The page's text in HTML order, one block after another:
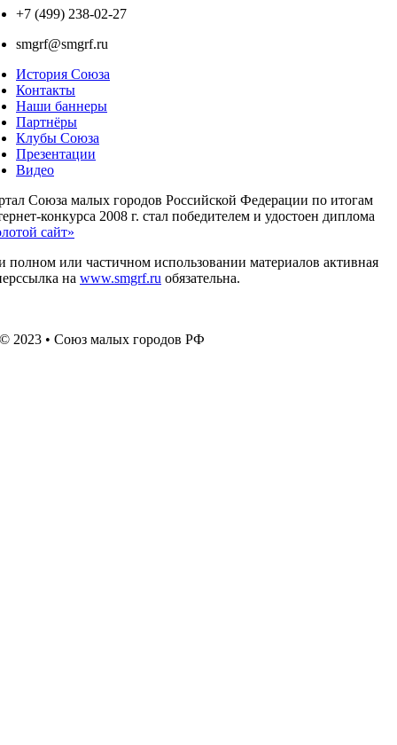
+7 (499) 238-02-27
smgrf@smgrf.ru
История Союза
Контакты
Наши баннеры
Партнёры
Клубы Союза
Презентации
Видео
Союза малых городов Российской Федерации по итогам
конкурса 2008 г. стал победителем и удостоен диплома
сайт»
полном или частичном использовании материалов активная
на www.smgrf.ru обязательна.
© 2023 • Союз малых городов РФ